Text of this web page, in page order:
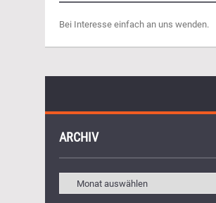
Bei Interesse einfach an uns wenden.
ARCHIV